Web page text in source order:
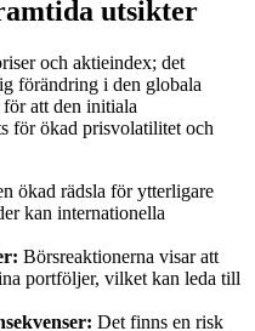
utsikter
och aktieindex; det
förändring i den globala
att den initiala
för ökad prisvolatilitet och
ökad rädsla för ytterligare
kan internationella
Börsreaktionerna visar att
portföljer, vilket kan leda till
Det finns en risk